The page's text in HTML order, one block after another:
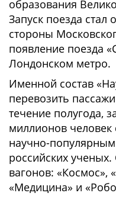
образования
Запуск поезда
стороны
появление поезда
Лондонском метро.
Именной состав
перевозить
течение полугода,
миллионов человек
научно-
российских ученых.
вагонов: «Космос»,
«Медицина» и